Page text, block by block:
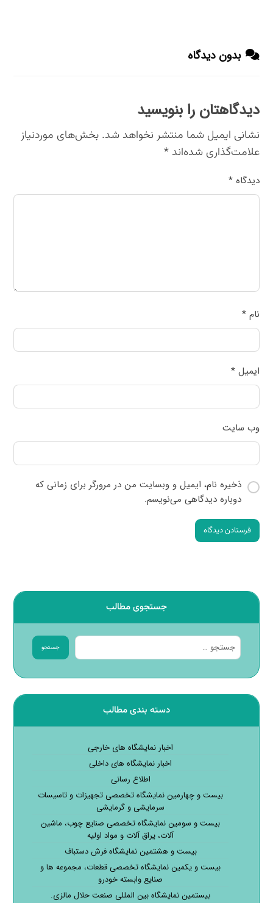
بدون دیدگاه
دیدگاهتان را بنویسید
نشانی ایمیل شما منتشر نخواهد شد. بخش‌های موردنیاز
علامت‌گذاری شده‌اند*
دیدگاه*
نام*
ایمیل*
وب‌ سایت
ذخیره نام، ایمیل و وبسایت من در مرورگر برای زمانی که
دوباره دیدگاهی می‌نویسم.
فرستادن دیدگاه
جستجوی مطالب
جستجو
دسته بندی مطالب
اخبار نمایشگاه های خارجی
اخبار نمایشگاه های داخلی
اطلاع رسانی
بیست و چهارمین نمایشگاه تخصصی تجهیزات و تاسیسات
سرمایشی و گرمایشی
بیست و سومین نمایشگاه تخصصی صنایع چوب، ماشین
آلات، یراق آلات و مواد اولیه
بیست و هشتمین نمایشگاه فرش دستباف
بیست و یکمین نمایشگاه تخصصی قطعات، مجموعه ها و
صنایع وابسته خودرو
بیستمین نمایشگاه بین المللی صنعت حلال مالزی.